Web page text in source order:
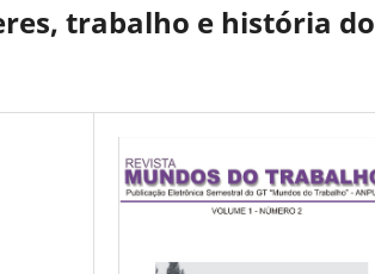
trabalho e história do